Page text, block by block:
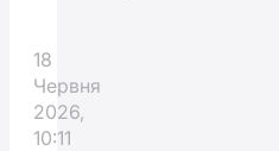
18
Червня
2026,
10:11